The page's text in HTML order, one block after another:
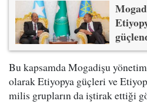
Bu kapsamda Mogadişu
olarak Etiyopya güçleri ve
milis grupların da iştirak ettiği